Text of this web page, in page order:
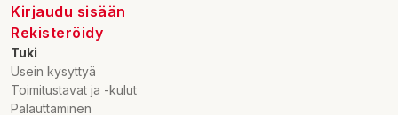
Kirjaudu sisään
Rekisteröidy
Tuki
Usein kysyttyä
Toimitustavat ja -kulut
Palauttaminen